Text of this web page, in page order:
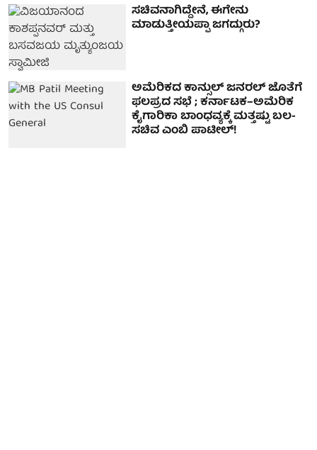
ಸಚಿವನಾಗಿದ್ದೇನೆ, ಈಗೇನು
ಮಾಡುತ್ತೀಯಪ್ಪಾ ಜಗದ್ಗುರು?
ಅಮೆರಿಕದ ಕಾನ್ಸುಲ್ ಜನರಲ್ ಜೊತೆಗೆ
ಫಲಪ್ರದ ಸಭೆ ; ಕರ್ನಾಟಕ–ಅಮೆರಿಕ
ಕೈಗಾರಿಕಾ ಬಾಂಧವ್ಯಕ್ಕೆ ಮತ್ತಷ್ಟು ಬಲ-
ಸಚಿವ ಎಂಬಿ ಪಾಟೀಲ್!